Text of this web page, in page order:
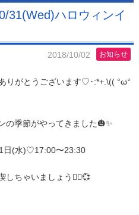
31(Wed)ハロウィンイ
2018/10/02 お知らせ
りがとうございます♡･:*+.\(( °ω°
の季節がやってきました🎃✨
日(水)♡17:00〜23:30
しちゃいましょう👯‍♀️💞